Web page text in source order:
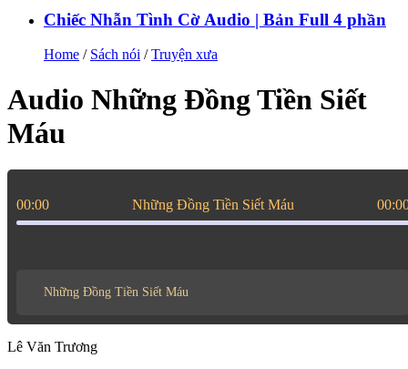
Chiếc Nhẫn Tình Cờ Audio | Bản Full 4 phần
Home / Sách nói /Truyện xưa
Audio Những Đồng Tiền Siết
Máu
00:00 Những Đồng Tiền Siết Máu
Những Đồng Tiền Siết Máu
Lê Văn Trương